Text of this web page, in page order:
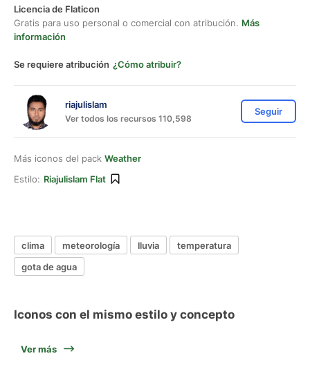
Licencia de Flaticon
Gratis para uso personal o comercial con atribución. Más
información
Se requiere atribución ¿Cómo atribuir?
riajulislam
Ver todos los recursos 110,598
Seguir
Más iconos del pack Weather
Estilo: Riajulislam Flat
clima meteorología lluvia
temperatura
gota de agua
Iconos con el mismo estilo y concepto
Ver más